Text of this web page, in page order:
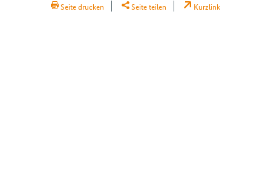
Seite drucken Seite teilen Kurzlink